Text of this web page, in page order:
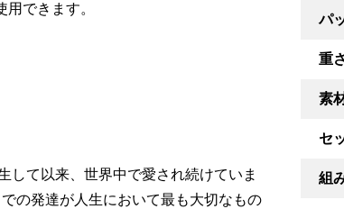
できます。
して以来、世界中で愛され続けていま
の発達が人生において最も大切なもの
パ
重
素
セ
組